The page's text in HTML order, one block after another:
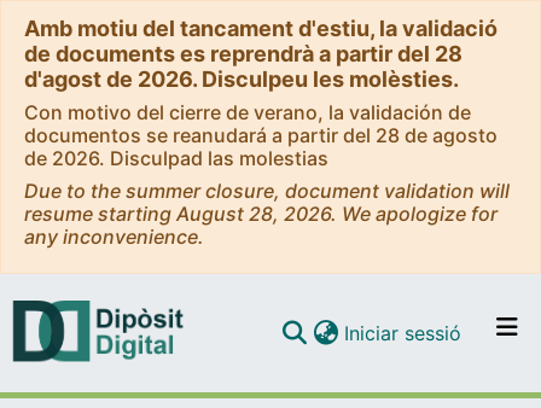
Amb motiu del tancament d'estiu, la validació
de documents es reprendrà a partir del 28
d'agost de 2026. Disculpeu les molèsties.
Con motivo del cierre de verano, la validación de
documentos se reanudará a partir del 28 de agosto
de 2026. Disculpad las molestias
Due to the summer closure, document validation will
resume starting August 28, 2026. We apologize for
any inconvenience.
Iniciar sessió (current)